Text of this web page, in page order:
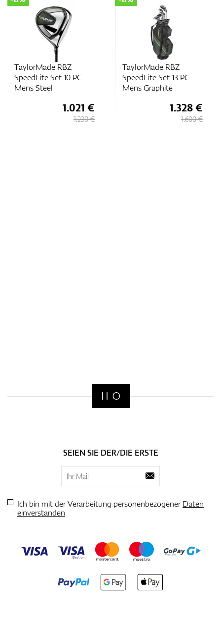
TaylorMade RBZ
SpeedLite Set 10 PC
Mens Steel
1.021 €
1.230 €
TaylorMade RBZ
SpeedLite Set 13 PC
Mens Graphite
1.328 €
1.600 €
SEIEN SIE DER/DIE ERSTE
Ich bin mit der Verarbeitung personenbezogenerDaten
einverstanden